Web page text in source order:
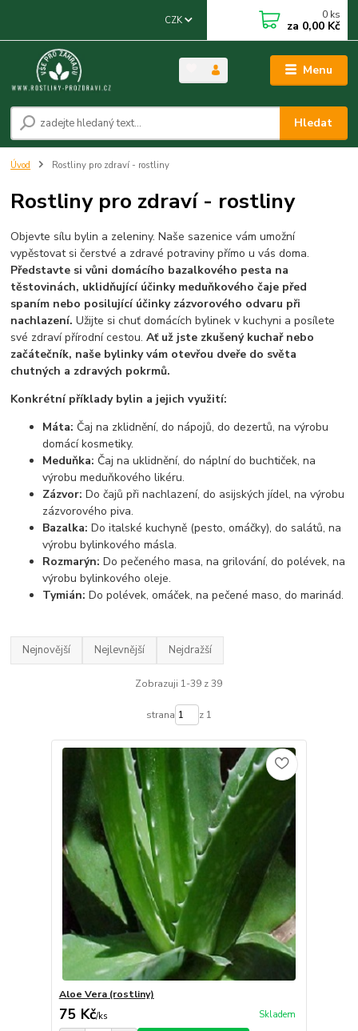
Menu
CZK
Hledat
0 ks
za 0,00 Kč
Úvod Rostliny pro zdraví - rostliny
Rostliny pro zdraví - rostliny
Objevte sílu bylin a zeleniny. Naše sazenice vám umožní
vypěstovat si čerstvé a zdravé potraviny přímo u vás doma.
Představte si vůni domácího bazalkového pesta na
těstovinách, uklidňující účinky meduňkového čaje před
spaním nebo posilující účinky zázvorového odvaru při
nachlazení. Užijte si chuť domácích bylinek v kuchyni a posílete
své zdraví přírodní cestou.Ať už jste zkušený kuchař nebo
začátečník, naše bylinky vám otevřou dveře do světa
chutných a zdravých pokrmů.
Konkrétní příklady bylin a jejich využití:
Máta: Čaj na zklidnění, do nápojů, do dezertů, na výrobu
domácí kosmetiky.
Meduňka: Čaj na uklidnění, do náplní do buchtiček, na
výrobu meduňkového likéru.
Zázvor: Do čajů při nachlazení, do asijských jídel, na výrobu
zázvorového piva.
Bazalka: Do italské kuchyně (pesto, omáčky), do salátů, na
výrobu bylinkového másla.
Rozmarýn: Do pečeného masa, na grilování, do polévek, na
výrobu bylinkového oleje.
Tymián: Do polévek, omáček, na pečené maso, do marinád.
Nejnovější Nejlevnější Nejdražší
Zobrazuji 1-39 z 39
strana z 1
Aloe Vera (rostliny)
75 Kč/ks Skladem